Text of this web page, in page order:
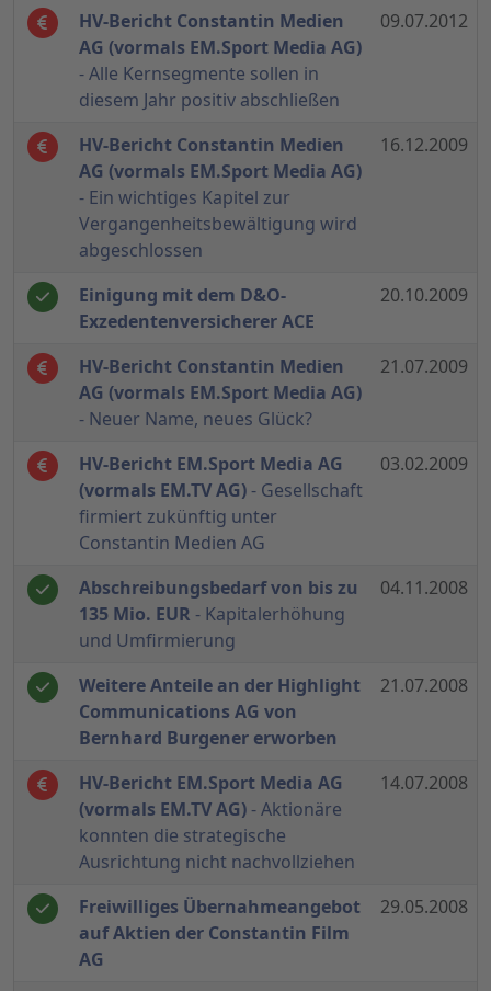
HV-Bericht Constantin Medien
AG (vormals EM.Sport Media AG)
- Alle Kernsegmente sollen in
diesem Jahr positiv abschließen
09.07.2012
HV-Bericht Constantin Medien
AG (vormals EM.Sport Media AG)
- Ein wichtiges Kapitel zur
Vergangenheitsbewältigung wird
abgeschlossen
16.12.2009
Einigung mit dem D&O-
Exzedentenversicherer ACE
20.10.2009
HV-Bericht Constantin Medien
AG (vormals EM.Sport Media AG)
- Neuer Name, neues Glück?
21.07.2009
HV-Bericht EM.Sport Media AG
(vormals EM.TV AG)- Gesellschaft
firmiert zukünftig unter
Constantin Medien AG
03.02.2009
Abschreibungsbedarf von bis zu
135 Mio. EUR - Kapitalerhöhung
und Umfirmierung
04.11.2008
Weitere Anteile an der Highlight
Communications AG von
Bernhard Burgener erworben
21.07.2008
HV-Bericht EM.Sport Media AG
(vormals EM.TV AG) - Aktionäre
konnten die strategische
Ausrichtung nicht nachvollziehen
14.07.2008
Freiwilliges Übernahmeangebot
auf Aktien der Constantin Film
AG
29.05.2008